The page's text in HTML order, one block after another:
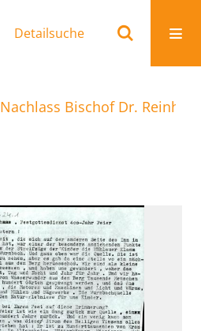
Detailsuche
Nachlass Bischof Dr.